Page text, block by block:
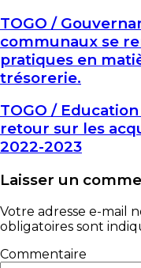
TOGO /
communaux se
pratiques en
trésorerie.
TOGO /
retour sur les
2022-2023
Laisser un
Votre adresse e-mail
obligatoires sont
Commentaire